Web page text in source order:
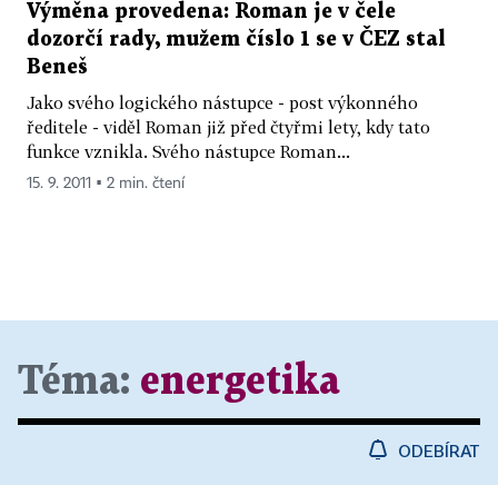
Výměna provedena: Roman je v čele
dozorčí rady, mužem číslo 1 se v ČEZ stal
Beneš
Jako svého logického nástupce - post výkonného
ředitele - viděl Roman již před čtyřmi lety, kdy tato
funkce vznikla. Svého nástupce Roman...
15. 9. 2011 ▪ 2 min. čtení
Téma: energetika
ODEBÍRAT